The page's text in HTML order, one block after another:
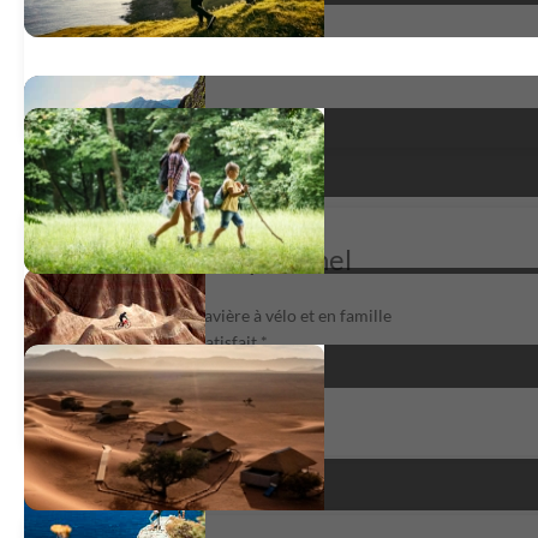
Un périple exceptionnel
Le tour des lacs de Bavière à vélo et en famille
très satisfait*